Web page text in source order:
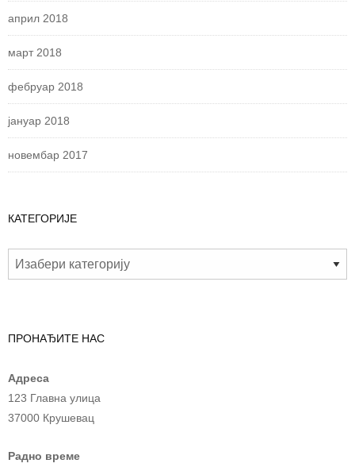
април 2018
март 2018
фебруар 2018
јануар 2018
новембар 2017
КАТЕГОРИЈЕ
ПРОНАЂИТЕ НАС
Адреса
123 Главна улица
37000 Крушевац
Радно време